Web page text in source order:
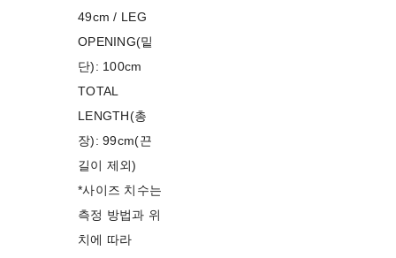
49cm / LEG
OPENING(밑
단): 100cm
TOTAL
LENGTH(총
장): 99cm(끈
길이 제외)
*사이즈 치수는
측정 방법과 위
치에 따라